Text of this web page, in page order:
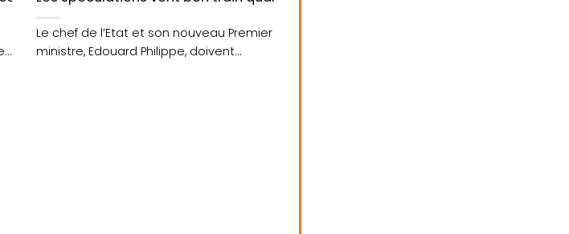
Le chef de l’Etat et son nouveau Premier
ministre, Edouard Philippe, doivent